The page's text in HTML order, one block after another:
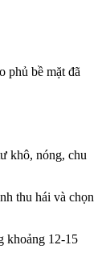
phủ bề mặt đã
khô, nóng, chu
thu hái và chọn
khoảng 12-15